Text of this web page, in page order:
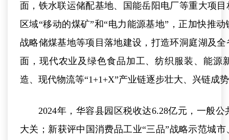
面，铁水联运储配基地、国能岳阳电厂等重大项
区域“移动的煤矿”和“电力能源基地”，正加快推
战略储煤基地等项目落地建设，打造环洞庭湖及
面，现代农业及绿色食品加工、纺织服装、能源
造、现代物流等“1+1+X”产业链逐步壮大、兴链成
2024年，华容县园区税收达6.28亿元，一般
大关；新获评中国消费品工业“三品”战略示范城